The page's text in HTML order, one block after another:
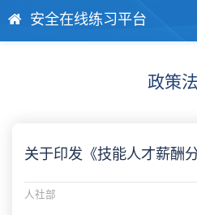
安全在线练习平台
政策
关于印发《技能人才薪酬
人社部